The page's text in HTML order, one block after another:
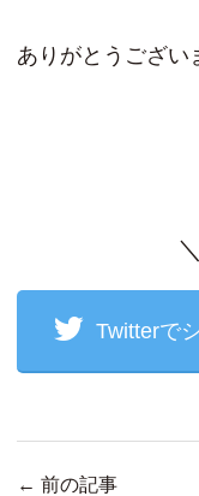
ありがとうござい
Twitterで
← 前の記事